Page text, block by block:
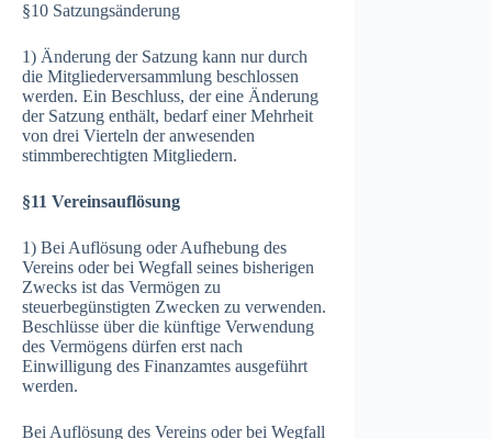
§10 Satzungsänderung
1) Änderung der Satzung kann nur durch
die Mitgliederversammlung beschlossen
werden. Ein Beschluss, der eine Änderung
der Satzung enthält, bedarf einer Mehrheit
von drei Vierteln der anwesenden
stimmberechtigten Mitgliedern.
§11 Vereinsauflösung
1) Bei Auflösung oder Aufhebung des
Vereins oder bei Wegfall seines bisherigen
Zwecks ist das Vermögen zu
steuerbegünstigten Zwecken zu verwenden.
Beschlüsse über die künftige Verwendung
des Vermögens dürfen erst nach
Einwilligung des Finanzamtes ausgeführt
werden.
Bei Auflösung des Vereins oder bei Wegfall